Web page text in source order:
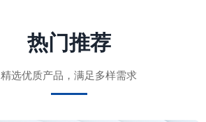
热门推荐
精选优质产品，满足多样需求